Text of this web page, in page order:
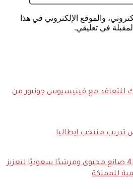
والموقع الإلكتروني في هذا
في تعليقي.
للتعاقد مع فينيسيوس جونيور من
تدريب منتخب إيطاليا
مؤمن الجندي يؤهل 45 صانع محتوى ومرشدًا سعوديًا لتعزيز
للمملكة